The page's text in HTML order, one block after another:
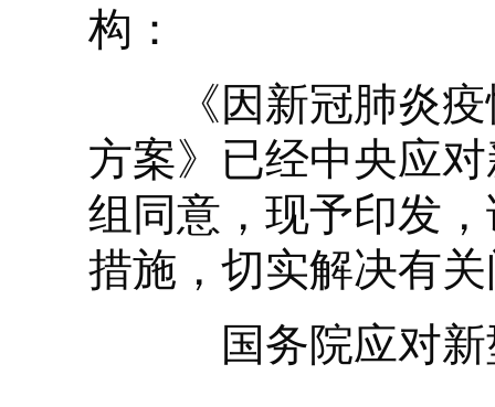
构：
《因新冠肺炎疫
方案》已经中央应
组同意，现予印发
措施，切实解决有
国务院应对新